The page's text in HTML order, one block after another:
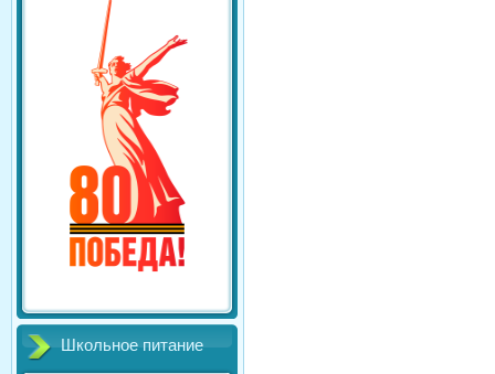
Школьное питание